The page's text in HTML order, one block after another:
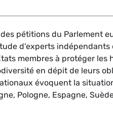
pétitions du Parlement
d'experts indépendants
membres à protéger les
en dépit de leurs
évoquent la
Pologne, Espagne,
- Biodiversité